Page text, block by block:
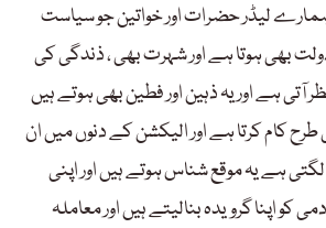
لیڈر حضرات اور خواتین جو سیاست
بھی ہوتا ہے اور شہرت بھی ، ذندگی کی
آتی ہے اور یہ ذہین اور فطین بھی ہوتے ہیں
طرح کام کرتا ہے اور الیکشن کے دنوں میں ان
ہے یہ موقع شناس ہوتے ہیں اور اپنی
کو اپنا گرویدہ بنالیتے ہیں اور معاملہ